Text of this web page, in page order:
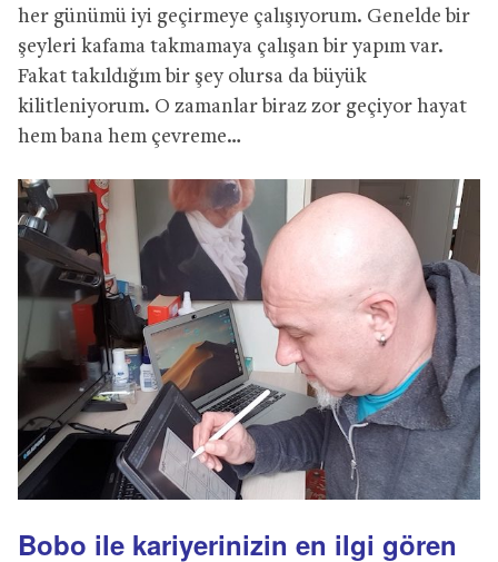
her günümü iyi geçirmeye çalışıyorum. Genelde bir
şeyleri kafama takmamaya çalışan bir yapım var.
Fakat takıldığım bir şey olursa da büyük
kilitleniyorum. O zamanlar biraz zor geçiyor hayat
hem bana hem çevreme…
Bobo ile kariyerinizin en ilgi gören